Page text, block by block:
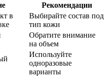
Рекомендации
в
Выбирайте состав под
тип кожи
Обратите внимание
на объем
Используйте
одноразовые
варианты